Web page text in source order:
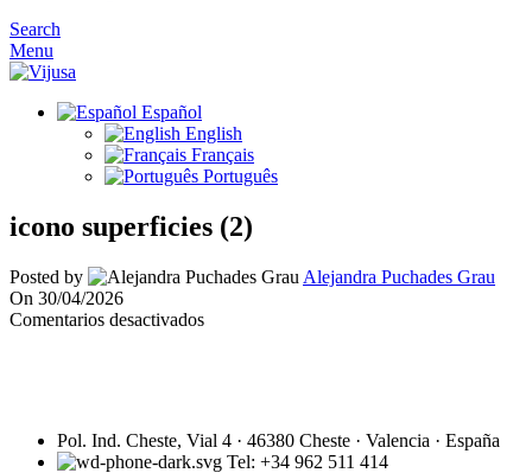
Search
Menu
Español
English
Français
Português
icono superficies (2)
Posted by
Alejandra Puchades Grau
On 30/04/2026
Comentarios desactivadosen
Pol. Ind. Cheste, Vial 4 · 46380 Cheste · Valencia · España
Tel: +34 962 511 414